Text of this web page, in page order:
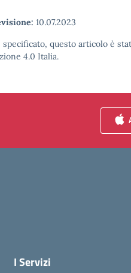
10.07.2023
questo articolo è
4.0 Italia.
I Servizi